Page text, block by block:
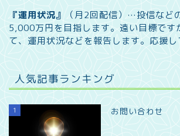
『運用状況』 （月2回配信）…投信など
5,000万円を目指します。遠い目標です
て、運用状況などを報告します。 応援し
人気記事ランキング
1 お問い合わせ